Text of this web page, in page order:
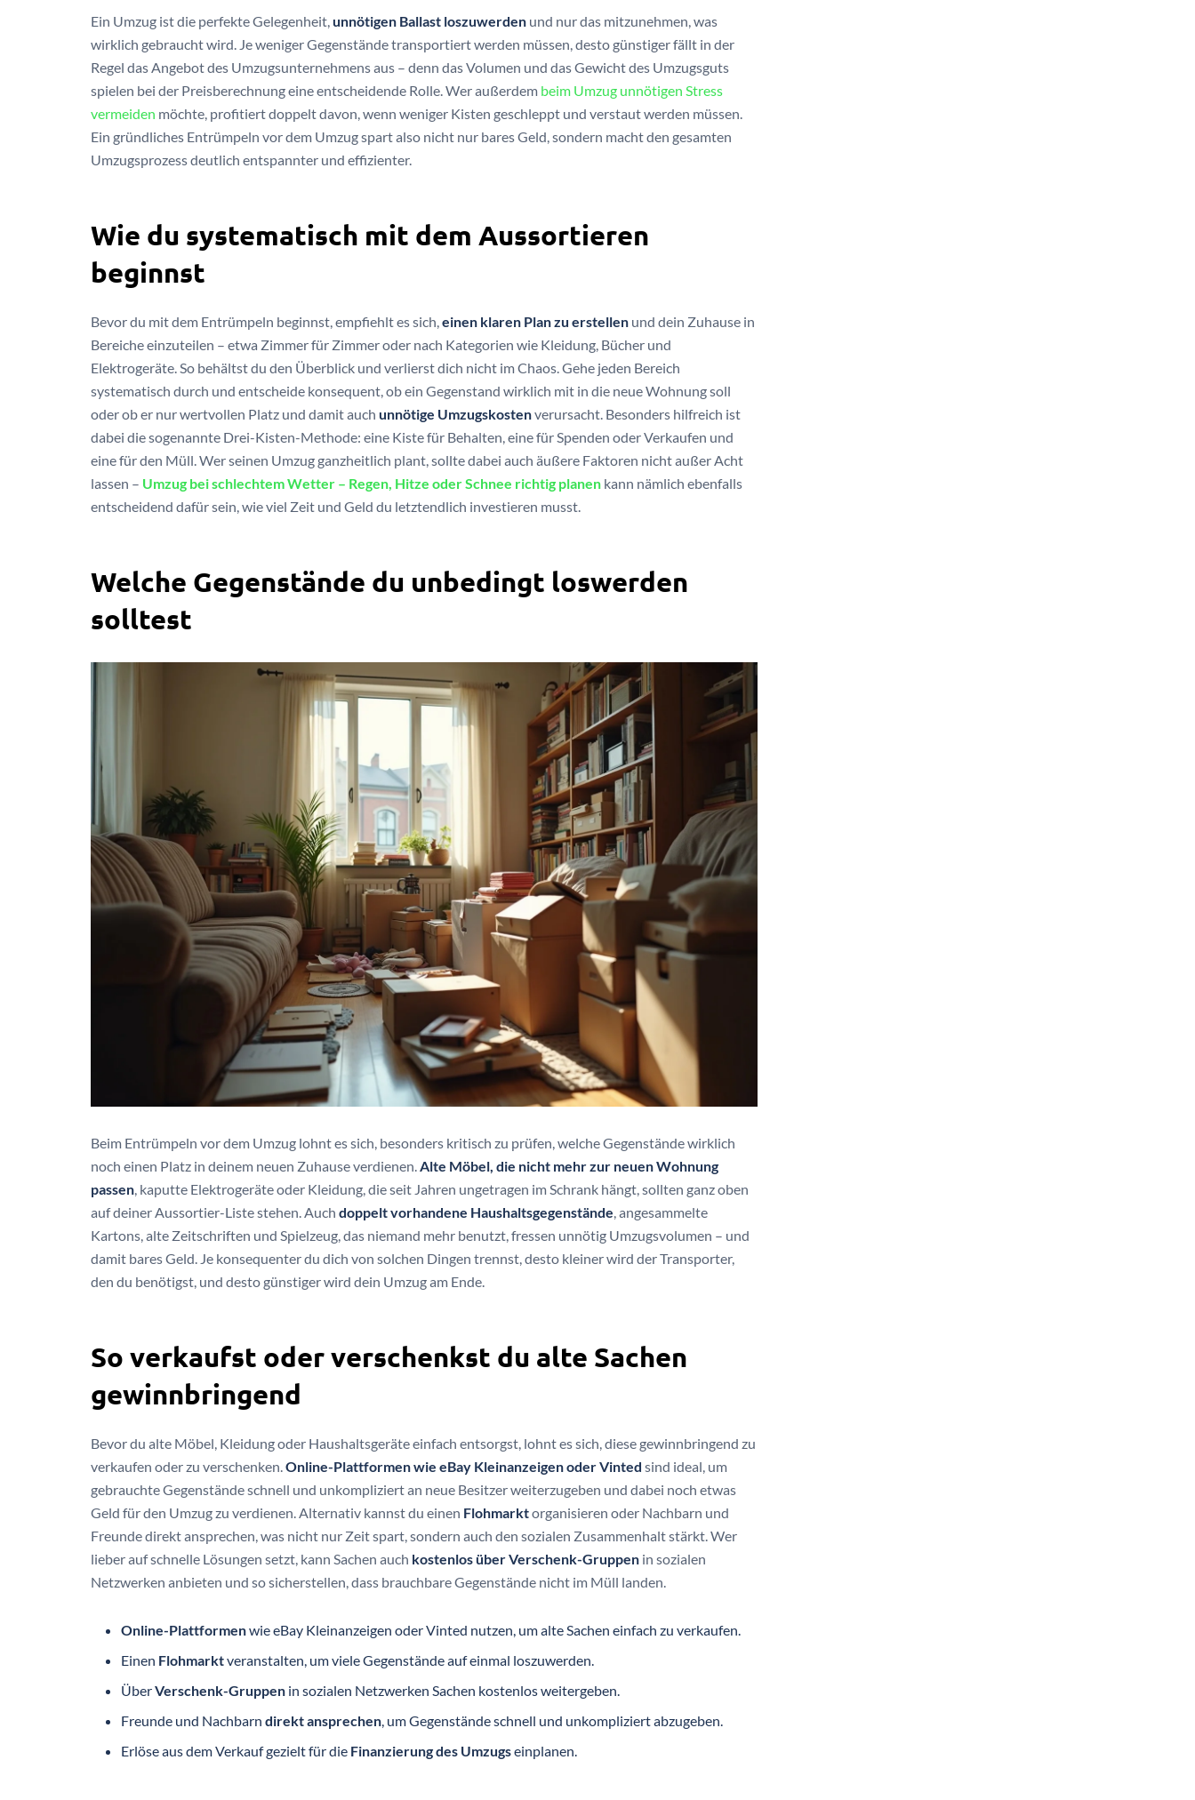
Ein Umzug ist die perfekte Gelegenheit,unnötigen Ballast loszuwerden und nur das mitzunehmen, was
wirklich gebraucht wird. Je weniger Gegenstände transportiert werden müssen, desto günstiger fällt in der
Regel das Angebot des Umzugsunternehmens aus – denn das Volumen und das Gewicht des Umzugsguts
spielen bei der Preisberechnung eine entscheidende Rolle. Wer außerdem beim Umzug unnötigen Stress
vermeiden möchte, profitiert doppelt davon, wenn weniger Kisten geschleppt und verstaut werden müssen.
Ein gründliches Entrümpeln vor dem Umzug spart also nicht nur bares Geld, sondern macht den gesamten
Umzugsprozess deutlich entspannter und effizienter.
Wie du systematisch mit dem Aussortieren
beginnst
Bevor du mit dem Entrümpeln beginnst, empfiehlt es sich, einen klaren Plan zu erstellen und dein Zuhause in
Bereiche einzuteilen – etwa Zimmer für Zimmer oder nach Kategorien wie Kleidung, Bücher und
Elektrogeräte. So behältst du den Überblick und verlierst dich nicht im Chaos. Gehe jeden Bereich
systematisch durch und entscheide konsequent, ob ein Gegenstand wirklich mit in die neue Wohnung soll
oder ob er nur wertvollen Platz und damit auch unnötige Umzugskostenverursacht. Besonders hilfreich ist
dabei die sogenannte Drei-Kisten-Methode: eine Kiste für Behalten, eine für Spenden oder Verkaufen und
eine für den Müll. Wer seinen Umzug ganzheitlich plant, sollte dabei auch äußere Faktoren nicht außer Acht
lassen – Umzug bei schlechtem Wetter – Regen, Hitze oder Schnee richtig planen kann nämlich ebenfalls
entscheidend dafür sein, wie viel Zeit und Geld du letztendlich investieren musst.
Welche Gegenstände du unbedingt loswerden
solltest
Beim Entrümpeln vor dem Umzug lohnt es sich, besonders kritisch zu prüfen, welche Gegenstände wirklich
noch einen Platz in deinem neuen Zuhause verdienen. Alte Möbel, die nicht mehr zur neuen Wohnung
passen , kaputte Elektrogeräte oder Kleidung, die seit Jahren ungetragen im Schrank hängt, sollten ganz oben
auf deiner Aussortier-Liste stehen. Auch doppelt vorhandene Haushaltsgegenstände , angesammelte
Kartons, alte Zeitschriften und Spielzeug, das niemand mehr benutzt, fressen unnötig Umzugsvolumen – und
damit bares Geld. Je konsequenter du dich von solchen Dingen trennst, desto kleiner wird der Transporter,
den du benötigst, und desto günstiger wird dein Umzug am Ende.
So verkaufst oder verschenkst du alte Sachen
gewinnbringend
Bevor du alte Möbel, Kleidung oder Haushaltsgeräte einfach entsorgst, lohnt es sich, diese gewinnbringend zu
verkaufen oder zu verschenken. Online-Plattformen wie eBay Kleinanzeigen oder Vinted sind ideal, um
gebrauchte Gegenstände schnell und unkompliziert an neue Besitzer weiterzugeben und dabei noch etwas
Geld für den Umzug zu verdienen. Alternativ kannst du einen Flohmarktorganisieren oder Nachbarn und
Freunde direkt ansprechen, was nicht nur Zeit spart, sondern auch den sozialen Zusammenhalt stärkt. Wer
lieber auf schnelle Lösungen setzt, kann Sachen auch kostenlos über Verschenk-Gruppen in sozialen
Netzwerken anbieten und so sicherstellen, dass brauchbare Gegenstände nicht im Müll landen.
Online-Plattformenwie eBay Kleinanzeigen oder Vinted nutzen, um alte Sachen einfach zu verkaufen.
Einen Flohmarktveranstalten, um viele Gegenstände auf einmal loszuwerden.
ÜberVerschenk-Gruppen in sozialen Netzwerken Sachen kostenlos weitergeben.
Freunde und Nachbarndirekt ansprechen , um Gegenstände schnell und unkompliziert abzugeben.
Erlöse aus dem Verkauf gezielt für die Finanzierung des Umzugseinplanen.